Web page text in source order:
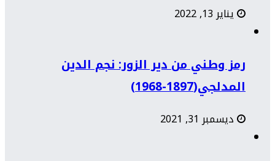
يناير 13, 2022
رمز وطني من دير الزور: نجم الدين
المدلجي(1897-1968)
ديسمبر 31, 2021